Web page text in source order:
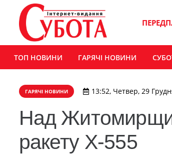
ТОП НОВИНИ ГАРЯЧІ НОВИНИ
ГАРЯЧІ НОВИНИ 13:52, Четвер, 29
Над
ракету Х-555